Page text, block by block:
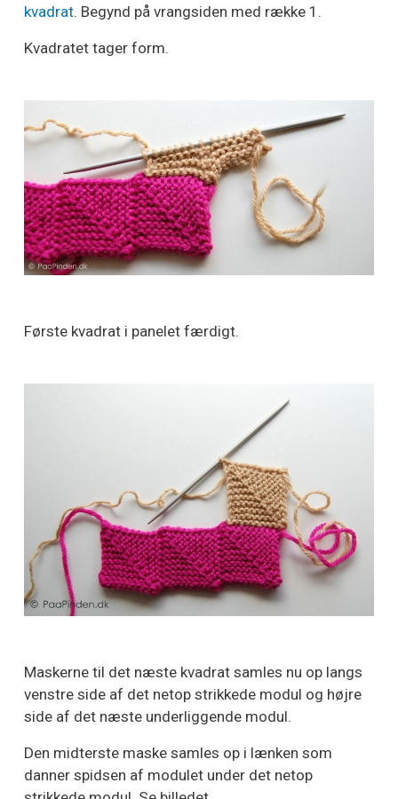
kvadrat. Begynd på vrangsiden med række 1.
Kvadratet tager form.
Første kvadrat i panelet færdigt.
Maskerne til det næste kvadrat samles nu op langs
venstre side af det netop strikkede modul og højre
side af det næste underliggende modul.
Den midterste maske samles op i lænken som
danner spidsen af modulet under det netop